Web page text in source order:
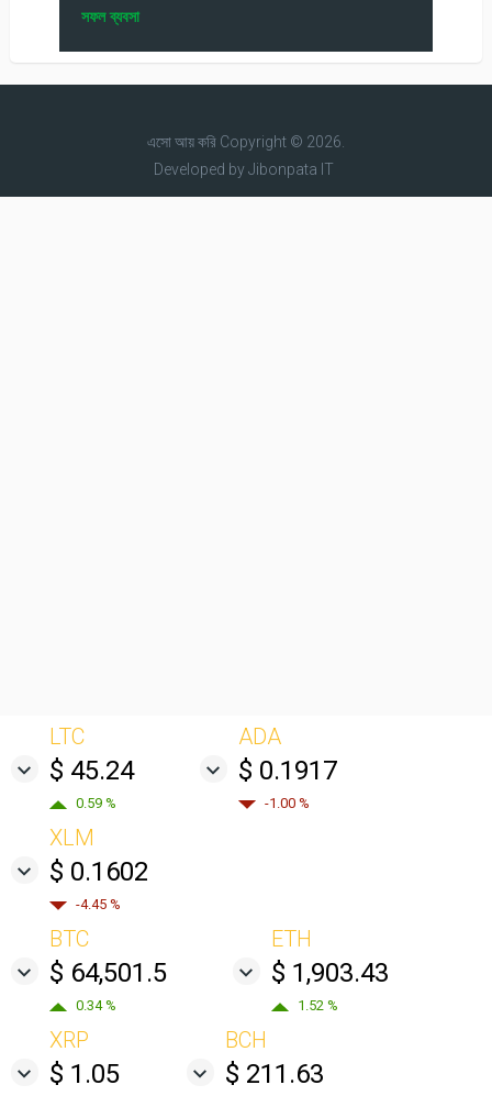
সফল ব্যবসা
এসো আয় করিCopyright © 2026.
Developed byJibonpata IT
LTC
$ 45.24
0.59 %
ADA
$ 0.1917
-1.00 %
XLM
$ 0.1602
-4.45 %
BTC
$ 64,501.5
0.34 %
ETH
$ 1,903.43
1.52 %
XRP
$ 1.05
BCH
$ 211.63